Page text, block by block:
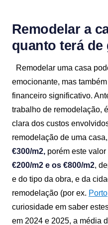
Remodelar a
quanto terá de
Remodelar uma casa
emocionante, mas
financeiro significativo.
trabalho de remodelação,
clara dos custos
remodelação de uma
€300/m2, porém este
€200/m2 e os €800/m2,
e do tipo da obra, e da
remodelação (por ex. Porto
curiosidade em saber
em 2024 e 2025, a média